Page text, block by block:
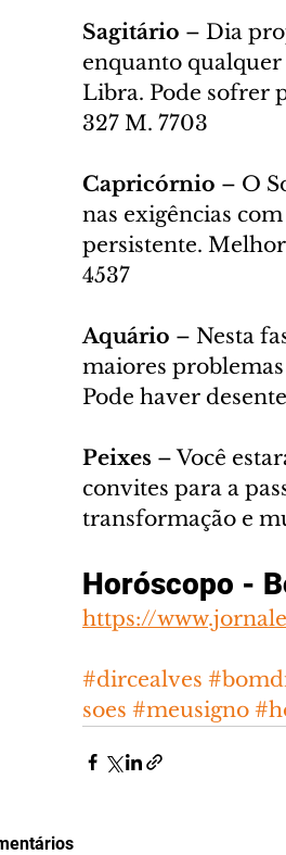
Sagitário – Dia
enquanto
Libra. Pode sofrer
327 M. 7703
Capricórnio – O
nas exigências
persistente.
4537
Aquário – Nesta
maiores
Pode haver
Peixes – Você
convites para a
transformação e
Horóscopo -
https://
#dircealves
soes #meusigno